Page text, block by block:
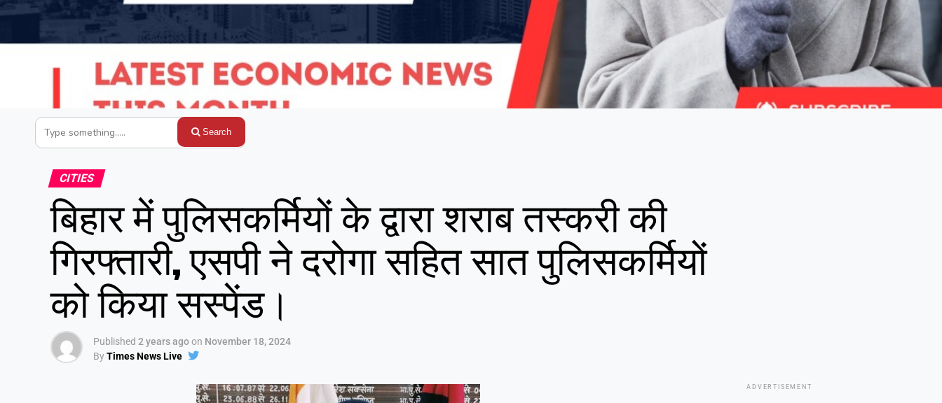
Search
CITIES
बिहार में पुलिसकर्मियों के द्वारा शराब तस्करी की
गिरफ्तारी, एसपी ने दरोगा सहित सात पुलिसकर्मियों
को किया सस्पेंड।
Published 2 years agoon November 18, 2024
ByTimes News Live
ADVERTISEMENT